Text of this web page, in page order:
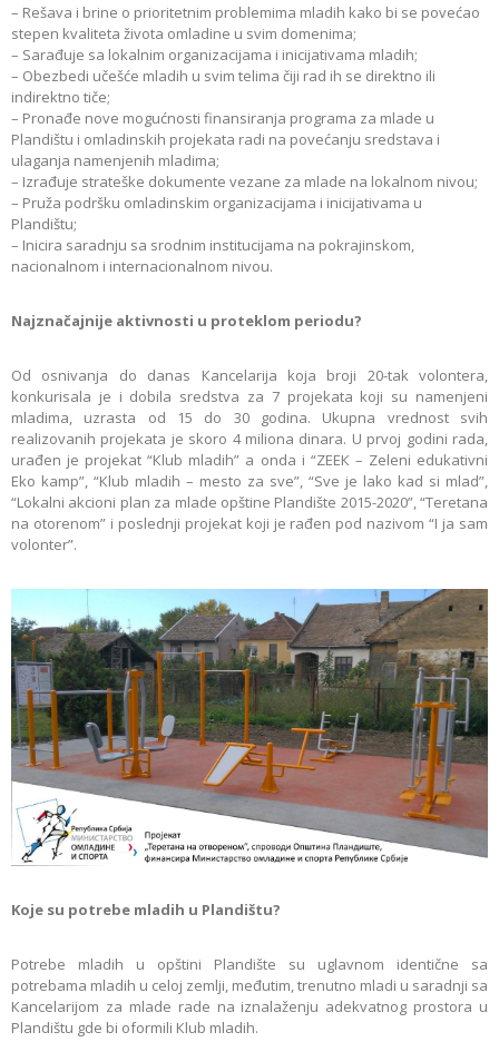
– Rešava i brine o prioritetnim problemima mladih kako bi se povećao
stepen kvaliteta života omladine u svim domenima;
– Sarađuje sa lokalnim organizacijama i inicijativama mladih;
– Obezbedi učešće mladih u svim telima čiji rad ih se direktno ili
indirektno tiče;
– Pronađe nove mogućnosti finansiranja programa za mlade u
Plandištu i omladinskih projekata radi na povećanju sredstava i
ulaganja namenjenih mladima;
– Izrađuje strateške dokumente vezane za mlade na lokalnom nivou;
– Pruža podršku omladinskim organizacijama i inicijativama u
Plandištu;
– Inicira saradnju sa srodnim institucijama na pokrajinskom,
nacionalnom i internacionalnom nivou.
Najznačajnije aktivnosti u proteklom periodu?
Od osnivanja do danas Кancelarija koja broji 20-tak volontera,
konkurisala je i dobila sredstva za 7 projekata koji su namenjeni
mladima, uzrasta od 15 do 30 godina. Ukupna vrednost svih
realizovanih projekata je skoro 4 miliona dinara. U prvoj godini rada,
urađen je projekat “Кlub mladih” a onda i “ZEEК – Zeleni edukativni
Eko kamp”, “Кlub mladih – mesto za sve”, “Sve je lako kad si mlad”,
“Lokalni akcioni plan za mlade opštine Plandište 2015-2020”, “Teretana
na otorenom” i poslednji projekat koji je rađen pod nazivom “I ja sam
volonter”.
Koje su potrebe mladih u Plandištu?
Potrebe mladih u opštini Plandište su uglavnom identične sa
potrebama mladih u celoj zemlji, međutim, trenutno mladi u saradnji sa
Кancelarijom za mlade rade na iznalaženju adekvatnog prostora u
Plandištu gde bi oformili Кlub mladih.